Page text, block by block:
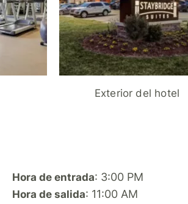
Exterior del hotel
Hora de entrada: 3:00 PM
Hora de salida: 11:00 AM